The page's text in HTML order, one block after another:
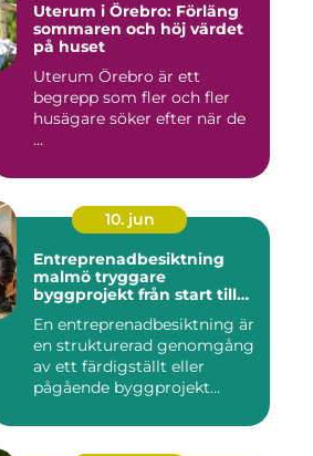
Uterum i Örebro: Förläng
sommaren och höj värdet
på huset
Uterum Örebro är ett
begrepp som fler och fler
husägare söker efter när de
...
10. jun
Entreprenadbesiktning
malmö tryggare
byggprojekt från start till
En entreprenadbesiktning är
en strukturerad genomgång
av ett färdigställt eller
pågående byggprojekt...